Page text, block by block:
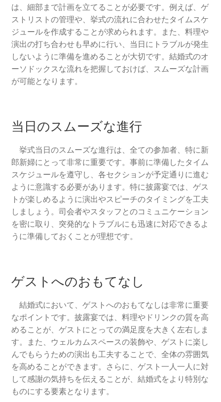
は、細部まで計画を立てることが必要です。例えば、ゲ
ストリストの管理や、挙式の流れに合わせたタイムスケ
ジュールを作成することが求められます。また、料理や
演出の打ち合わせも早めに行い、当日にトラブルが発生
しないように準備を進めることが大切です。結婚式のオ
ーソドックスな流れを把握しておけば、スムーズな計画
が可能となります。
当日のスムーズな進行
挙式当日のスムーズな進行は、全ての参加者、特に新
郎新婦にとって非常に重要です。事前に準備したタイム
スケジュールを遵守し、各セクションが予定通りに進む
ように意識する必要があります。特に披露宴では、ゲス
トが楽しめるように演出やスピーチのタイミングを工夫
しましょう。司会者やスタッフとのコミュニケーション
を密に取り、突発的なトラブルにも迅速に対応できるよ
うに準備しておくことが理想です。
ゲストへのおもてなし
結婚式において、ゲストへのおもてなしは非常に重要
なポイントです。披露宴では、料理やドリンクの質を高
めることが、ゲストにとっての満足度を大きく左右しま
す。また、ウェルカムスペースの装飾や、ゲストに楽し
んでもらうための演出も工夫することで、全体の雰囲気
を高めることができます。さらに、ゲスト一人一人に対
して感謝の気持ちを伝えることが、結婚式をより特別な
ものにする要素となります。